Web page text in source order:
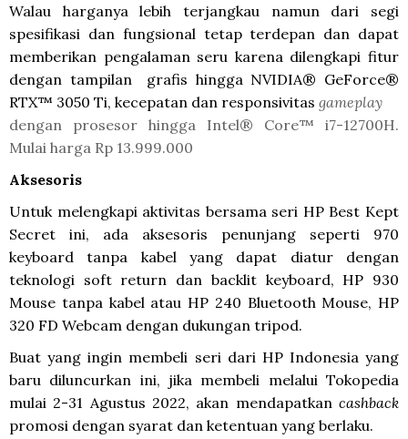
Walau harganya lebih terjangkau namun dari segi
spesifikasi dan fungsional tetap terdepan dan dapat
memberikan pengalaman seru karena dilengkapi fitur
dengan tampilan
grafis hingga NVIDIA® GeForce®
RTX™ 3050 Ti, kecepatan dan responsivitas gameplay
dengan prosesor hingga Intel® Core™ i7-12700H.
Mulai harga Rp 13.999.000
Aksesoris
Untuk melengkapi aktivitas bersama seri HP Best Kept
Secret ini, ada aksesoris penunjang seperti 970
keyboard tanpa kabel yang dapat diatur dengan
teknologi soft return dan backlit keyboard, HP 930
Mouse tanpa kabel atau HP 240 Bluetooth Mouse, HP
320 FD Webcam dengan dukungan tripod.
Buat yang ingin membeli seri dari HP Indonesia yang
baru diluncurkan ini, jika membeli melalui Tokopedia
mulai 2-31 Agustus 2022, akan mendapatkan cashback
promosi dengan syarat dan ketentuan yang berlaku.